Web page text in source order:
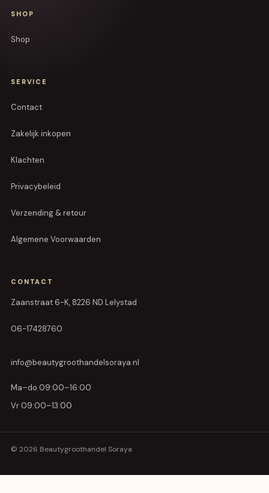
SHOP
Shop
SERVICE
Contact
Zakelijk inkopen
Klachten
Privacybeleid
Verzending & retour
Algemene Voorwaarden
CONTACT
Zaanstraat 6-K, 8226 ND Lelystad
06-17428760
info@beautygroothandelsoraya.nl
Ma–do 09:00–16:00
Vr 09:00–13:00
© 2026 Beautygroothandel Soraya